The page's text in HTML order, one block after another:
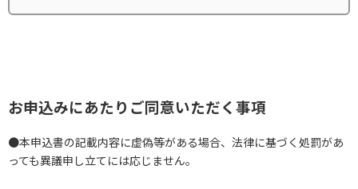
お申込みにあたりご同意いただく事項
●本申込書の記載内容に虚偽等がある場合、法律に基づく処罰があ
っても異議申し立てには応じません。